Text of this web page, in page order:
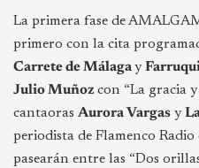
La primera fase de
primero con la cita
Carrete de Málagay
Julio Muñozcon “La gracia
cantaoras Aurora Vargas y
periodista de Flamenco Radio
pasearán entre las “Dos